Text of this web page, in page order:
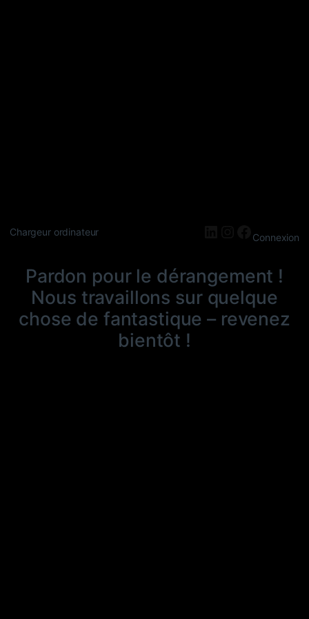
Chargeur ordinateur LinkedIn
Instagram
Connexion
Pardon pour le dérangement !
Nous travaillons sur quelque
chose de fantastique – revenez
bientôt !